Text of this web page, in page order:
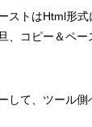
ストはHtml形
、コピー＆ペ
して、ツール